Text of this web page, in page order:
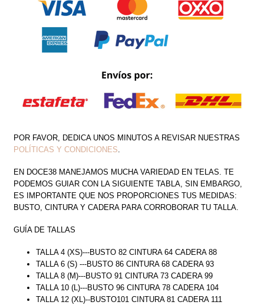
POR FAVOR, DEDICA UNOS MINUTOS A REVISAR NUESTRAS
POLÍTICAS Y CONDICIONES.
EN DOCE38 MANEJAMOS MUCHA VARIEDAD EN TELAS. TE
PODEMOS GUIAR CON LA SIGUIENTE TABLA, SIN EMBARGO,
ES IMPORTANTE QUE NOS PROPORCIONES TUS MEDIDAS:
BUSTO, CINTURA Y CADERA PARA CORROBORAR TU TALLA.
GUÍA DE TALLAS
TALLA 4 (XS)---BUSTO 82 CINTURA 64 CADERA 88
TALLA 6 (S) ---BUSTO 86 CINTURA 68 CADERA 93
TALLA 8 (M)---BUSTO 91 CINTURA 73 CADERA 99
TALLA 10 (L)---BUSTO 96 CINTURA 78 CADERA 104
TALLA 12 (XL)--BUSTO101 CINTURA 81 CADERA 111